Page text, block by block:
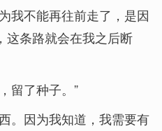
我不能再往前走了，是因
这条路就会在我之后断
留了种子。”
。因为我知道，我需要有